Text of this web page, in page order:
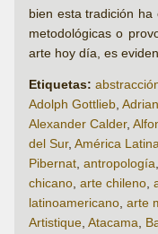
bien esta tradición
metodológicas o
arte hoy día, es
Etiquetas:
Adolph Gottlieb,
Alexander Calder,
del Sur, América
Pibernat, antropología,
chicano, arte chileno,
latinoamericano, arte
Artistique, Atacama,